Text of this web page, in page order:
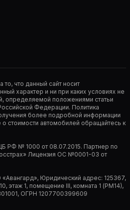
что данный сайт носит
характер и ни при каких условиях не
определяемой положениями статьи
Федерации. Политика
более подробной информации
о стоимости автомобилей обращайтесь к
РФ № 1000 от 08.07.2015. Партнер по
Лицензия ОС №0001-03 от
«Авангард», Юридический адрес: 125367,
этаж 1, помещение III, комната 1 (РМ14),
ОГРН 1207700399609